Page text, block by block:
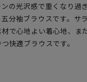
の光沢感で重くなり過
分袖ブラウスです。サ
で心地よい着心地、ま
快適ブラウスです。